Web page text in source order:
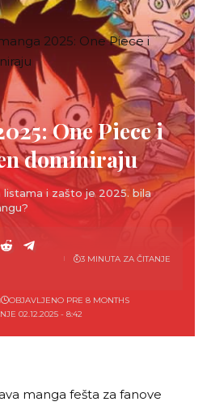
2025: One Piece i
One Piece i
dominiraju
listama i zašto je 2025. bila
02.12.2025 - 8:42
OBJAVLJENO PRE 8 MONTHS
3 MINUTA ZA ČITANJE
manga fešta za fanove